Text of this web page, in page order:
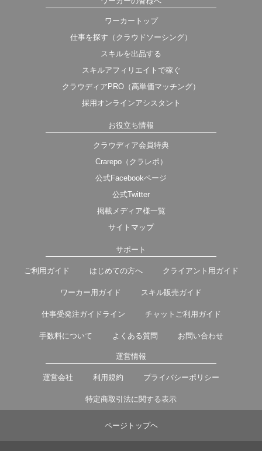
ワーカートップ
仕事を探す（クラウドソーシング）
スキルを出品する
スキルアフィリエイトで稼ぐ
クラウディアPRO（高単価マッチング）
採用オンラインアシスタント
お役立ち情報
クラウディア会員特典
Crarepo（クラレポ）
公式Facebookページ
公式Twitter
掲載メディア様一覧
サイトマップ
サポート
ご利用ガイド はじめての方へ クライアント用ガイド
ワーカー用ガイド スキル販売ガイド
仕事受発注ガイドライン チャットご利用ガイド
手数料について よくある質問 お問い合わせ
運営情報
運営会社 利用規約 プライバシーポリシー
特定商取引法に関する表示
ページトップヘ